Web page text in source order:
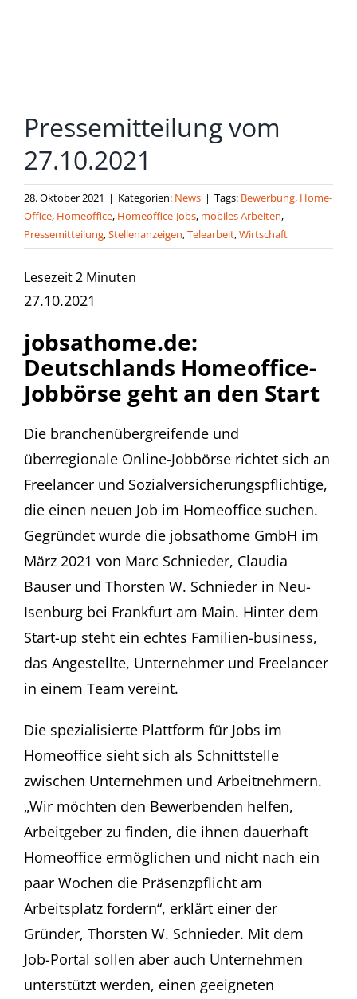
Pressemitteilung vom
27.10.2021
28. Oktober 2021 | Kategorien: News | Tags: Bewerbung, Home-
Office, Homeoffice, Homeoffice-Jobs, mobiles Arbeiten,
Pressemitteilung,Stellenanzeigen,Telearbeit,Wirtschaft
Lesezeit2 Minuten
27.10.2021
jobsathome.de:
Deutschlands Homeoffice-
Jobbörse geht an den Start
Die branchenübergreifende und
überregionale Online-Jobbörse richtet sich an
Freelancer und Sozialversicherungspflichtige,
die einen neuen Job im Homeoffice suchen.
Gegründet wurde die jobsathome GmbH im
März 2021 von Marc Schnieder, Claudia
Bauser und Thorsten W. Schnieder in Neu-
Isenburg bei Frankfurt am Main. Hinter dem
Start-up steht ein echtes Familien-business,
das Angestellte, Unternehmer und Freelancer
in einem Team vereint.
Die spezialisierte Plattform für Jobs im
Homeoffice sieht sich als Schnittstelle
zwischen Unternehmen und Arbeitnehmern.
„Wir möchten den Bewerbenden helfen,
Arbeitgeber zu finden, die ihnen dauerhaft
Homeoffice ermöglichen und nicht nach ein
paar Wochen die Präsenzpflicht am
Arbeitsplatz fordern“, erklärt einer der
Gründer, Thorsten W. Schnieder. Mit dem
Job-Portal sollen aber auch Unternehmen
unterstützt werden, einen geeigneten